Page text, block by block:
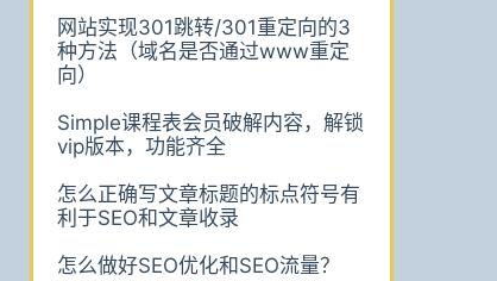
网站实现301跳转/301重定向的3
种方法（域名是否通过www重定
向）
Simple课程表会员破解内容，解锁
vip版本，功能齐全
怎么正确写文章标题的标点符号有
利于SEO和文章收录
怎么做好SEO优化和SEO流量？